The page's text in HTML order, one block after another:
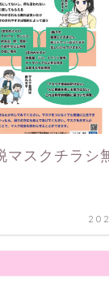
マスクチラシ